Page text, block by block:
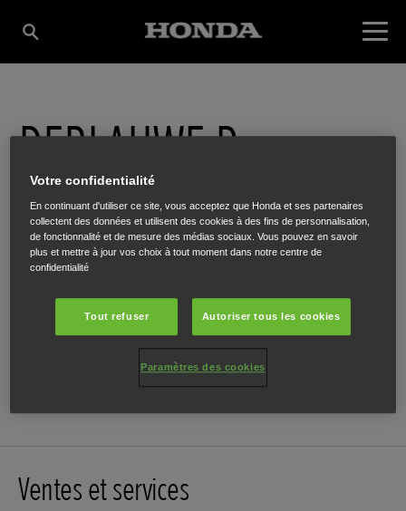
DEBLAUWE P.
TUINMACHINES BVBA
Kortrijkseweg 204
Ventes et services
Votre confidentialité
En continuant d'utiliser ce site, vous acceptez que Honda et ses partenaires
collectent des données et utilisent des cookies à des fins de personnalisation,
de fonctionnalité et de mesure des médias sociaux. Vous pouvez en savoir
plus et mettre à jour vos choix à tout moment dans notre centre de
confidentialité
Tout refuser Autoriser tous les cookies
Paramètres des cookies